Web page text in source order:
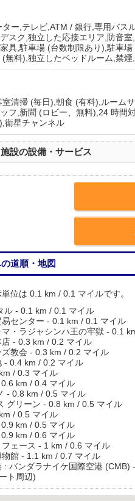
ー,テレビ,ATM / 銀行,専用バス
スク,独立した応接エリア,防音
具,駐車場 (台数制限あり),駐車
無料),独立したベッドルーム,禁煙
清掃 (毎日),朝食 (有料),ルーム
フ,新聞 (ロビー、無料),24 時間
衛星チャンネル
設の設備・サービス
道順・地図
位は 0.1 km / 0.1 マイルです。
ル - 0.1 km / 0.1 マイル
易センター - 0.1 km / 0.1 マイル
マ・ラジャシンハ王の牢獄 - 0.1
- 0.3 km / 0.2 マイル
教会 - 0.3 km / 0.2 マイル
- 0.4 km / 0.2 マイル
/ 0.3 マイル
0.6 km / 0.4 マイル
- 0.8 km / 0.5 マイル
グリーン - 0.8 km / 0.5 マイル
/ 0.5 マイル
km / 0.5 マイル
km / 0.6 マイル
フェース - 1 km / 0.6 マイル
館 - 1.1 km / 0.7 マイル
: バンダラナイケ国際空港 (CMB)
ト周辺)